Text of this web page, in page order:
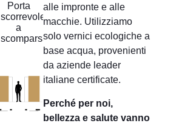
Porta
scorrevole
a
scomparsa
alle impronte e alle
macchie. Utilizziamo
solo vernici ecologiche a
base acqua, provenienti
da aziende leader
italiane certificate.
Perché per noi,
bellezza e salute vanno